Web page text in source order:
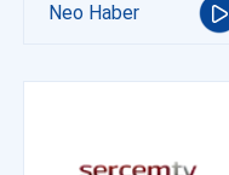
Neo Haber